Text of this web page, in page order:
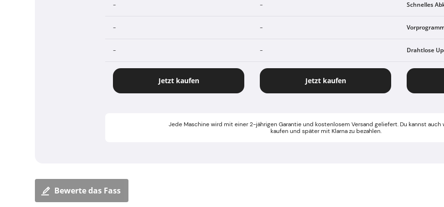
- - Schnelles
- -
- - Drahtlose
Jetzt kaufen Jetzt kaufen
Jede Maschine wird mit einer 2-jährigen Garantie und kostenlosem Versand geliefert. Du kannst auch
kaufen und später mit Klarna zu bezahlen.
Bewerte das Fass